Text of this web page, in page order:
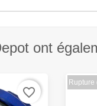
ont
favorite_border
Rupture